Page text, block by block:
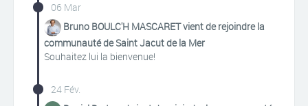
06 Mar
Bruno BOULC'H MASCARET vient de rejoindre la
communauté de Saint Jacut de la Mer
Souhaitez lui la bienvenue!
24 Fév.